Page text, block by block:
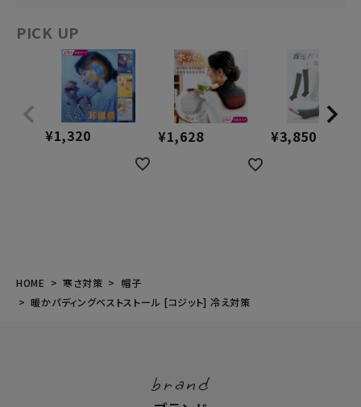
PICK UP
¥1,320 ¥1,628 ¥3,850
HOME 寒さ対策
帽子
暖かパディングベストストール [コジット] 冷え対策
brand